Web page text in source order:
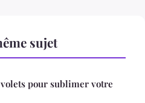
sujet
pour sublimer votre